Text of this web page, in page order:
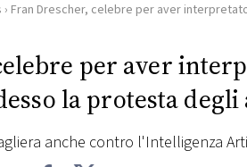
› Fran Drescher, celebre per aver
per aver
la protesta
anche contro l'Intelligenza